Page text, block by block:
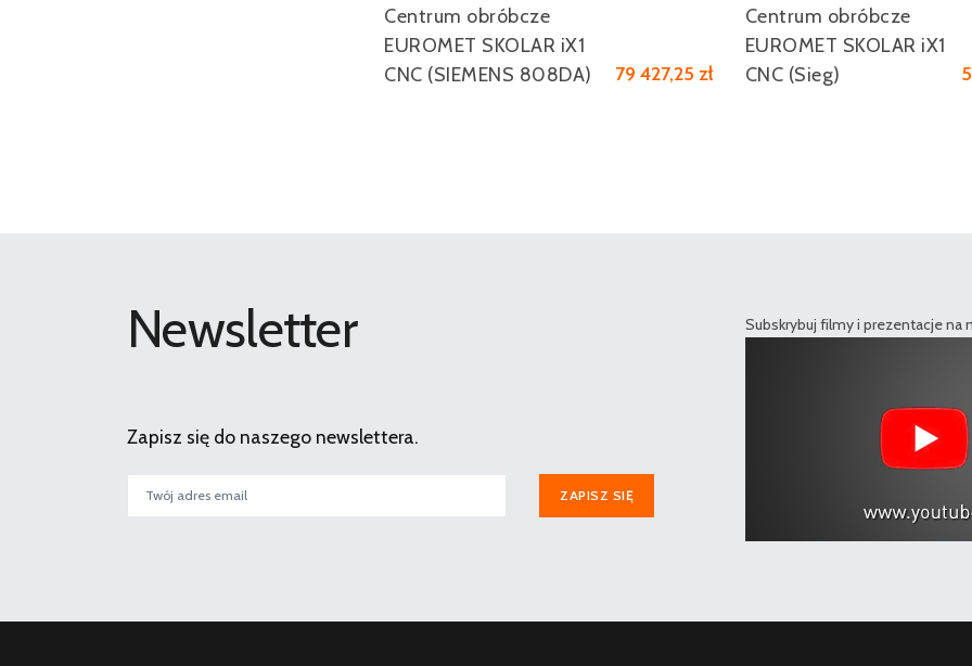
Centrum obróbcze
EUROMET SKOLAR iX1
CNC (SIEMENS 808DA)
79 427,25 zł
Centrum obróbcze
EUROMET SKOLAR iX1
CNC (Sieg)
Newsletter
Zapisz się do naszego newslettera.
ZAPISZ SIĘ
Subskrybuj filmy i prezentacje na